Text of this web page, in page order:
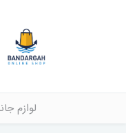
لوازم